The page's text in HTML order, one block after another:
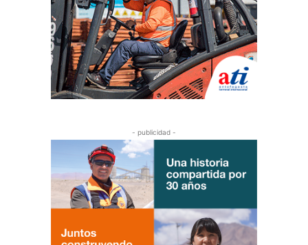
- publicidad -